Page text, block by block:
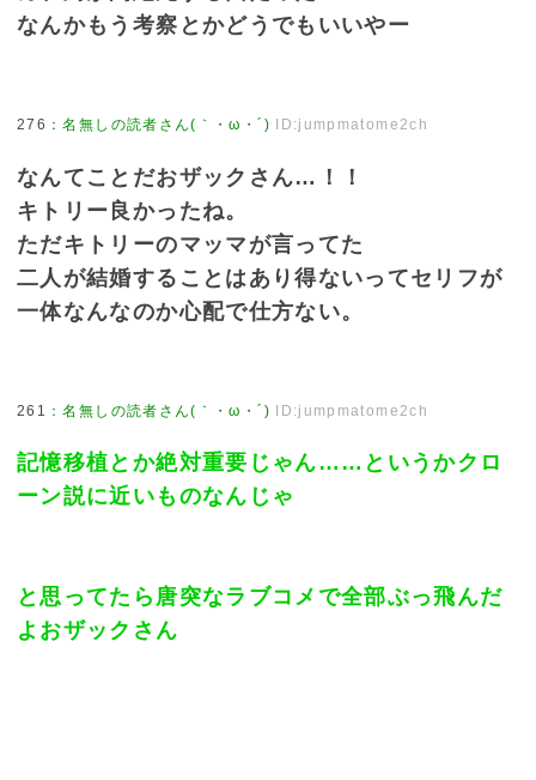
なんかもう考察とかどうでもいいやー
276 ：名無しの読者さん(｀・ω・´) ID:jumpmatome2ch
なんてことだおザックさん…！！
キトリー良かったね。
ただキトリーのマッマが言ってた
二人が結婚することはあり得ないってセリフが
一体なんなのか心配で仕方ない。
261 ：名無しの読者さん(｀・ω・´) ID:jumpmatome2ch
記憶移植とか絶対重要じゃん……というかクロ
ーン説に近いものなんじゃ
と思ってたら唐突なラブコメで全部ぶっ飛んだ
よおザックさん